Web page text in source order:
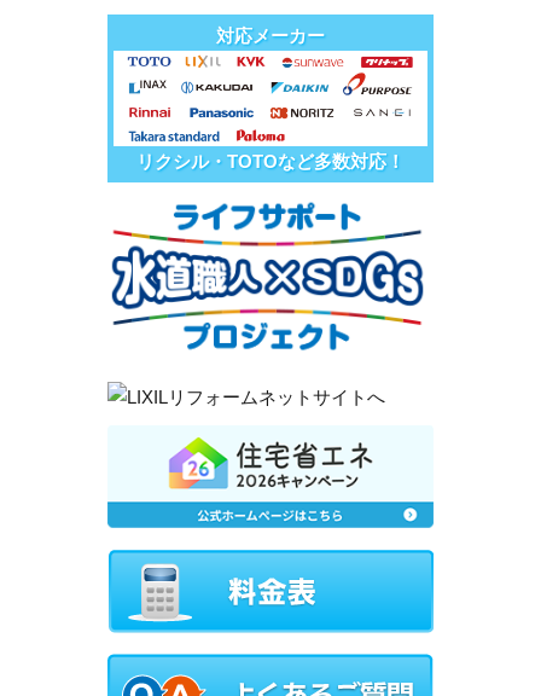
対応メーカー
リクシル・TOTOなど多数対応！